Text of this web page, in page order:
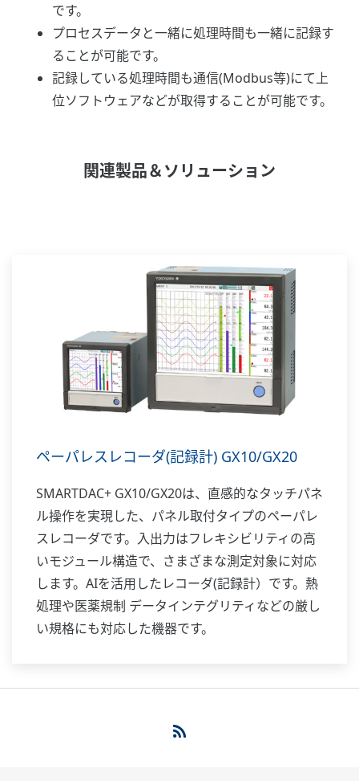
です。
プロセスデータと一緒に処理時間も一緒に記録す
ることが可能です。
記録している処理時間も通信(Modbus等)にて上
位ソフトウェアなどが取得することが可能です。
関連製品＆ソリューション
ペーパレスレコーダ(記録計) GX10/GX20
SMARTDAC+ GX10/GX20は、直感的なタッチパネ
ル操作を実現した、パネル取付タイプのペーパレ
スレコーダです。入出力はフレキシビリティの高
いモジュール構造で、さまざまな測定対象に対応
します。AIを活用したレコーダ(記録計）です。熱
処理や医薬規制 データインテグリティなどの厳し
い規格にも対応した機器です。